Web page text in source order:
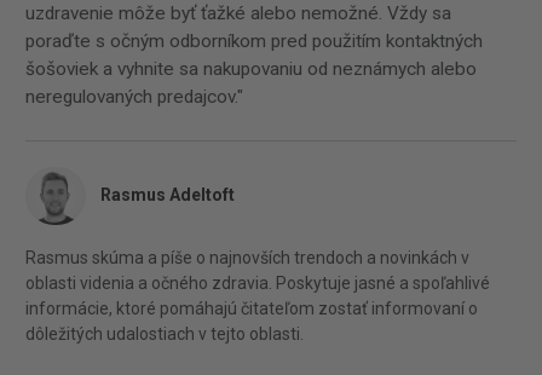
uzdravenie môže byť ťažké alebo nemožné. Vždy sa
poraďte s očným odborníkom pred použitím kontaktných
šošoviek a vyhnite sa nakupovaniu od neznámych alebo
neregulovaných predajcov."
Rasmus Adeltoft
Rasmus skúma a píše o najnovších trendoch a novinkách v
oblasti videnia a očného zdravia. Poskytuje jasné a spoľahlivé
informácie, ktoré pomáhajú čitateľom zostať informovaní o
dôležitých udalostiach v tejto oblasti.